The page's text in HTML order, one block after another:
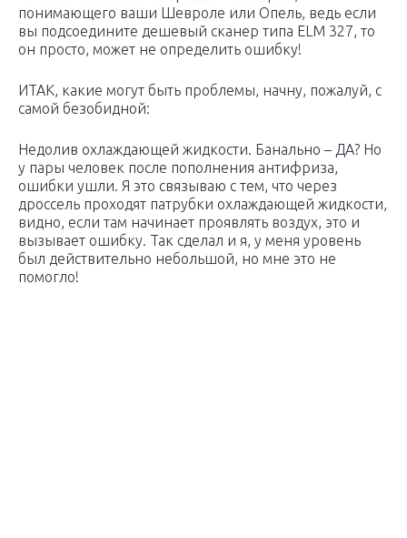
понимающего ваши Шевроле или Опель, ведь если
вы подсоедините дешевый сканер типа ELM 327, то
он просто, может не определить ошибку!
ИТАК, какие могут быть проблемы, начну, пожалуй, с
самой безобидной:
Недолив охлаждающей жидкости. Банально – ДА? Но
у пары человек после пополнения антифриза,
ошибки ушли. Я это связываю с тем, что через
дроссель проходят патрубки охлаждающей жидкости,
видно, если там начинает проявлять воздух, это и
вызывает ошибку. Так сделал и я, у меня уровень
был действительно небольшой, но мне это не
помогло!